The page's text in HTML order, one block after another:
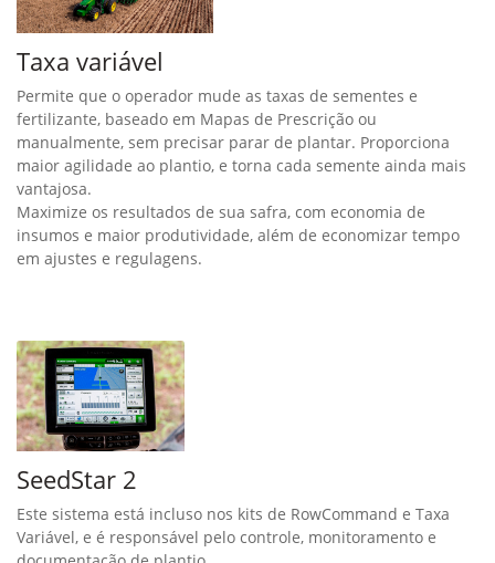
Taxa variável
Permite que o operador mude as taxas de sementes e
fertilizante, baseado em Mapas de Prescrição ou
manualmente, sem precisar parar de plantar. Proporciona
maior agilidade ao plantio, e torna cada semente ainda mais
vantajosa.
Maximize os resultados de sua safra, com economia de
insumos e maior produtividade, além de economizar tempo
em ajustes e regulagens.
SeedStar 2
Este sistema está incluso nos kits de RowCommand e Taxa
Variável, e é responsável pelo controle, monitoramento e